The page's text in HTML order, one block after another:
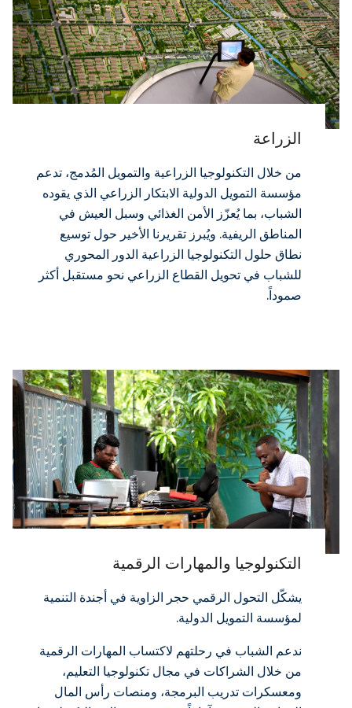
الزراعة
من خلال التكنولوجيا الزراعية والتمويل المُدمج، تدعم
مؤسسة التمويل الدولية الابتكار الزراعي الذي يقوده
الشباب، بما يُعزّز الأمن الغذائي وسبل العيش في
المناطق الريفية. ويُبرز تقريرنا الأخير حول توسيع
نطاق حلول التكنولوجيا الزراعية الدور المحوري
للشباب في تحويل القطاع الزراعي نحو مستقبل أكثر
صموداً.
التكنولوجيا والمهارات الرقمية
يشكّل التحول الرقمي حجر الزاوية في أجندة التنمية
لمؤسسة التمويل الدولية.
ندعم الشباب في رحلتهم لاكتساب المهارات الرقمية
من خلال الشراكات في مجال تكنولوجيا التعليم،
ومعسكرات تدريب البرمجة، ومنصات رأس المال